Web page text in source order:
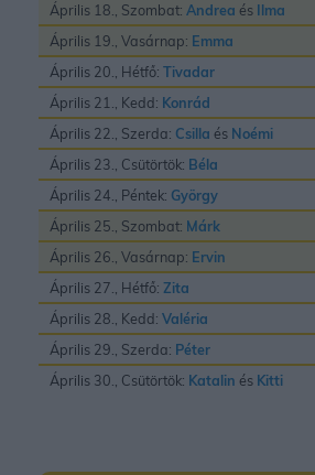
Április 18., Szombat: Andrea és Ilma
Április 19., Vasárnap: Emma
Április 20., Hétfő: Tivadar
Április 21., Kedd: Konrád
Április 22., Szerda: Csilla és Noémi
Április 23., Csütörtök: Béla
Április 24., Péntek: György
Április 25., Szombat: Márk
Április 26., Vasárnap: Ervin
Április 27., Hétfő: Zita
Április 28., Kedd: Valéria
Április 29., Szerda: Péter
Április 30., Csütörtök: Katalin és Kitti